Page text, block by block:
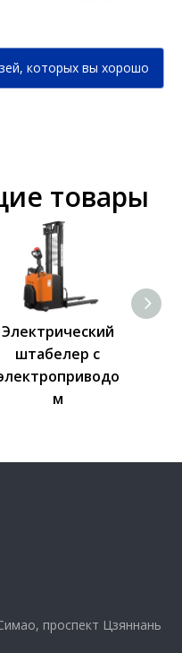
которых вы хорошо
товары
Электрический
штабелер с
выдвижной
мачтой
проспект Цзяннань